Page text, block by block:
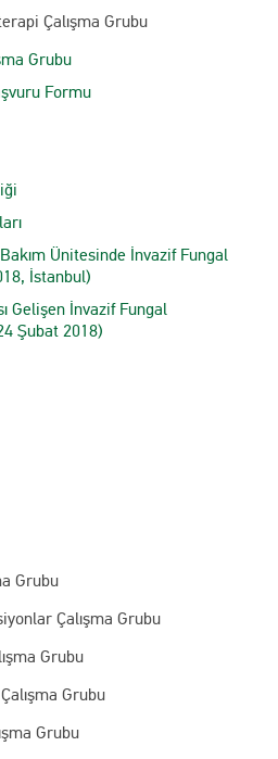
Çalışma Grubu
Grubu
Formu
Ünitesinde İnvazif Fungal
İstanbul)
Gelişen İnvazif Fungal
Şubat 2018)
Grubu
Çalışma Grubu
Grubu
Grubu
Grubu